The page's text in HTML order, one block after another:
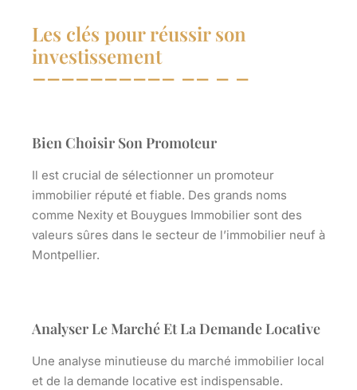
Les clés pour réussir son
investissement
Bien Choisir Son Promoteur
Il est crucial de sélectionner un promoteur
immobilier réputé et fiable. Des grands noms
comme Nexity et Bouygues Immobilier sont des
valeurs sûres dans le secteur de l’immobilier neuf à
Montpellier.
Analyser Le Marché Et La Demande Locative
Une analyse minutieuse du marché immobilier local
et de la demande locative est indispensable.